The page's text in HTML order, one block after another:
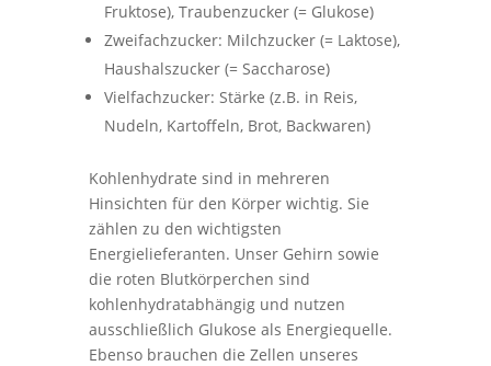
Fruktose), Traubenzucker (= Glukose)
Zweifachzucker: Milchzucker (= Laktose),
Haushalszucker (= Saccharose)
Vielfachzucker: Stärke (z.B. in Reis,
Nudeln, Kartoffeln, Brot, Backwaren)
Kohlenhydrate sind in mehreren
Hinsichten für den Körper wichtig. Sie
zählen zu den wichtigsten
Energielieferanten. Unser Gehirn sowie
die roten Blutkörperchen sind
kohlenhydratabhängig und nutzen
ausschließlich Glukose als Energiequelle.
Ebenso brauchen die Zellen unseres